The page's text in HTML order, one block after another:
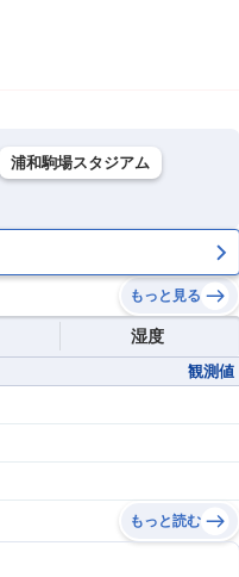
浦和駒場スタジアム
もっと見る
湿度
観測値
もっと読む